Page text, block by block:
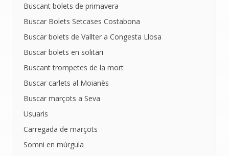
Buscant bolets de primavera
Buscar Bolets Setcases Costabona
Buscar bolets de Vallter a Congesta Llosa
Buscar bolets en solitari
Buscant trompetes de la mort
Buscar carlets al Moianès
Buscar marçots a Seva
Usuaris
Carregada de marçots
Somni en múrgula